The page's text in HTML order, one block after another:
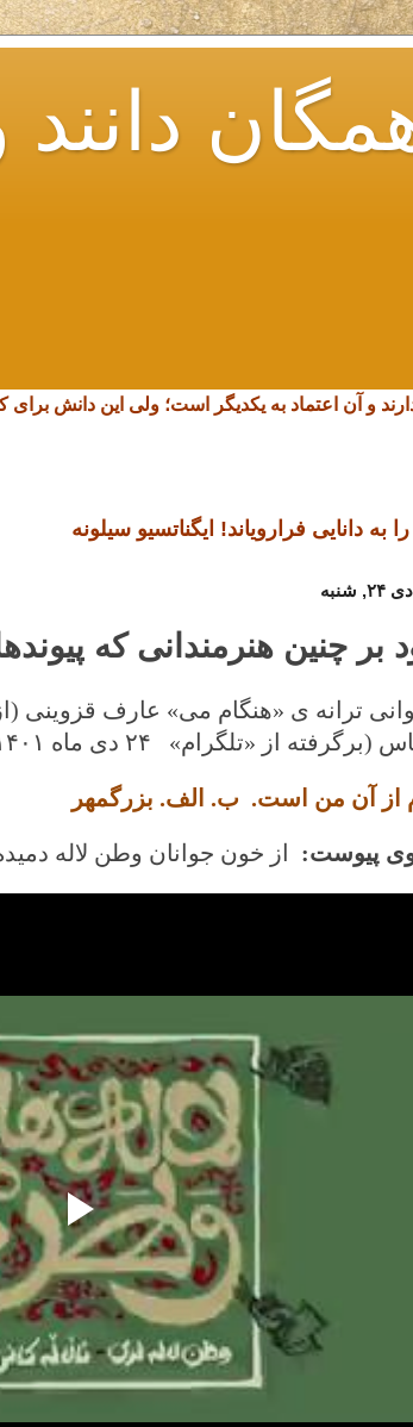
و آن اعتماد به یکدیگر است؛ ولی این دانش
دانایی فرارویاند! ایگناتسیو سیلونه
بر چنین هنرمندانی که
ترانه ی «هنگام می» عارف قزوینی
(برگرفته از «تلگرام» ۲۴ دی ماه
از آن من است. ب. الف. بزرگمهر
پیوست: از خون جوانان وطن لاله